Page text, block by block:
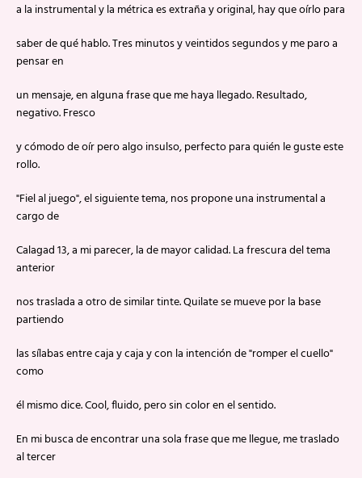
a la instrumental y la métrica es extraña y original, hay que oírlo para
saber de qué hablo. Tres minutos y veintidos segundos y me paro a
pensar en
un mensaje, en alguna frase que me haya llegado. Resultado,
negativo. Fresco
y cómodo de oír pero algo insulso, perfecto para quién le guste este
rollo.
"Fiel al juego", el siguiente tema, nos propone una instrumental a
cargo de
Calagad 13, a mi parecer, la de mayor calidad. La frescura del tema
anterior
nos traslada a otro de similar tinte. Quilate se mueve por la base
partiendo
las sílabas entre caja y caja y con la intención de "romper el cuello"
como
él mismo dice. Cool, fluido, pero sin color en el sentido.
En mi busca de encontrar una sola frase que me llegue, me traslado
al tercer